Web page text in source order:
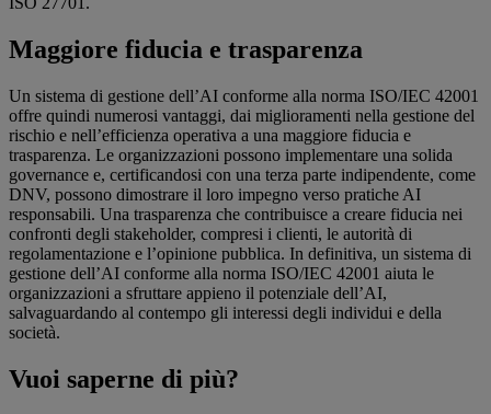
Maggiore fiducia e trasparenza
Un sistema di gestione dell’AI conforme alla norma ISO/IEC 42001
offre quindi numerosi vantaggi, dai miglioramenti nella gestione del
rischio e nell’efficienza operativa a una maggiore fiducia e
trasparenza. Le organizzazioni possono implementare una solida
governance e, certificandosi con una terza parte indipendente, come
DNV, possono dimostrare il loro impegno verso pratiche AI
responsabili. Una trasparenza che contribuisce a creare fiducia nei
confronti degli stakeholder, compresi i clienti, le autorità di
regolamentazione e l’opinione pubblica. In definitiva, un sistema di
gestione dell’AI conforme alla norma ISO/IEC 42001 aiuta le
organizzazioni a sfruttare appieno il potenziale dell’AI,
salvaguardando al contempo gli interessi degli individui e della
società.
Vuoi saperne di più?